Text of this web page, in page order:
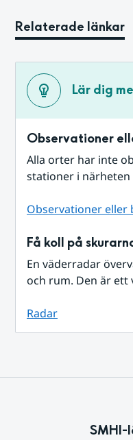
Relaterade länkar
Lär dig
Observationer
Alla orter har inte
stationer i
Observationer eller
Få koll på
En väderradar
och rum. Den är ett
Radar
SMHI-